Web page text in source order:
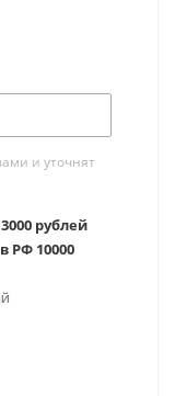
и уточнят
рублей
РФ 10000